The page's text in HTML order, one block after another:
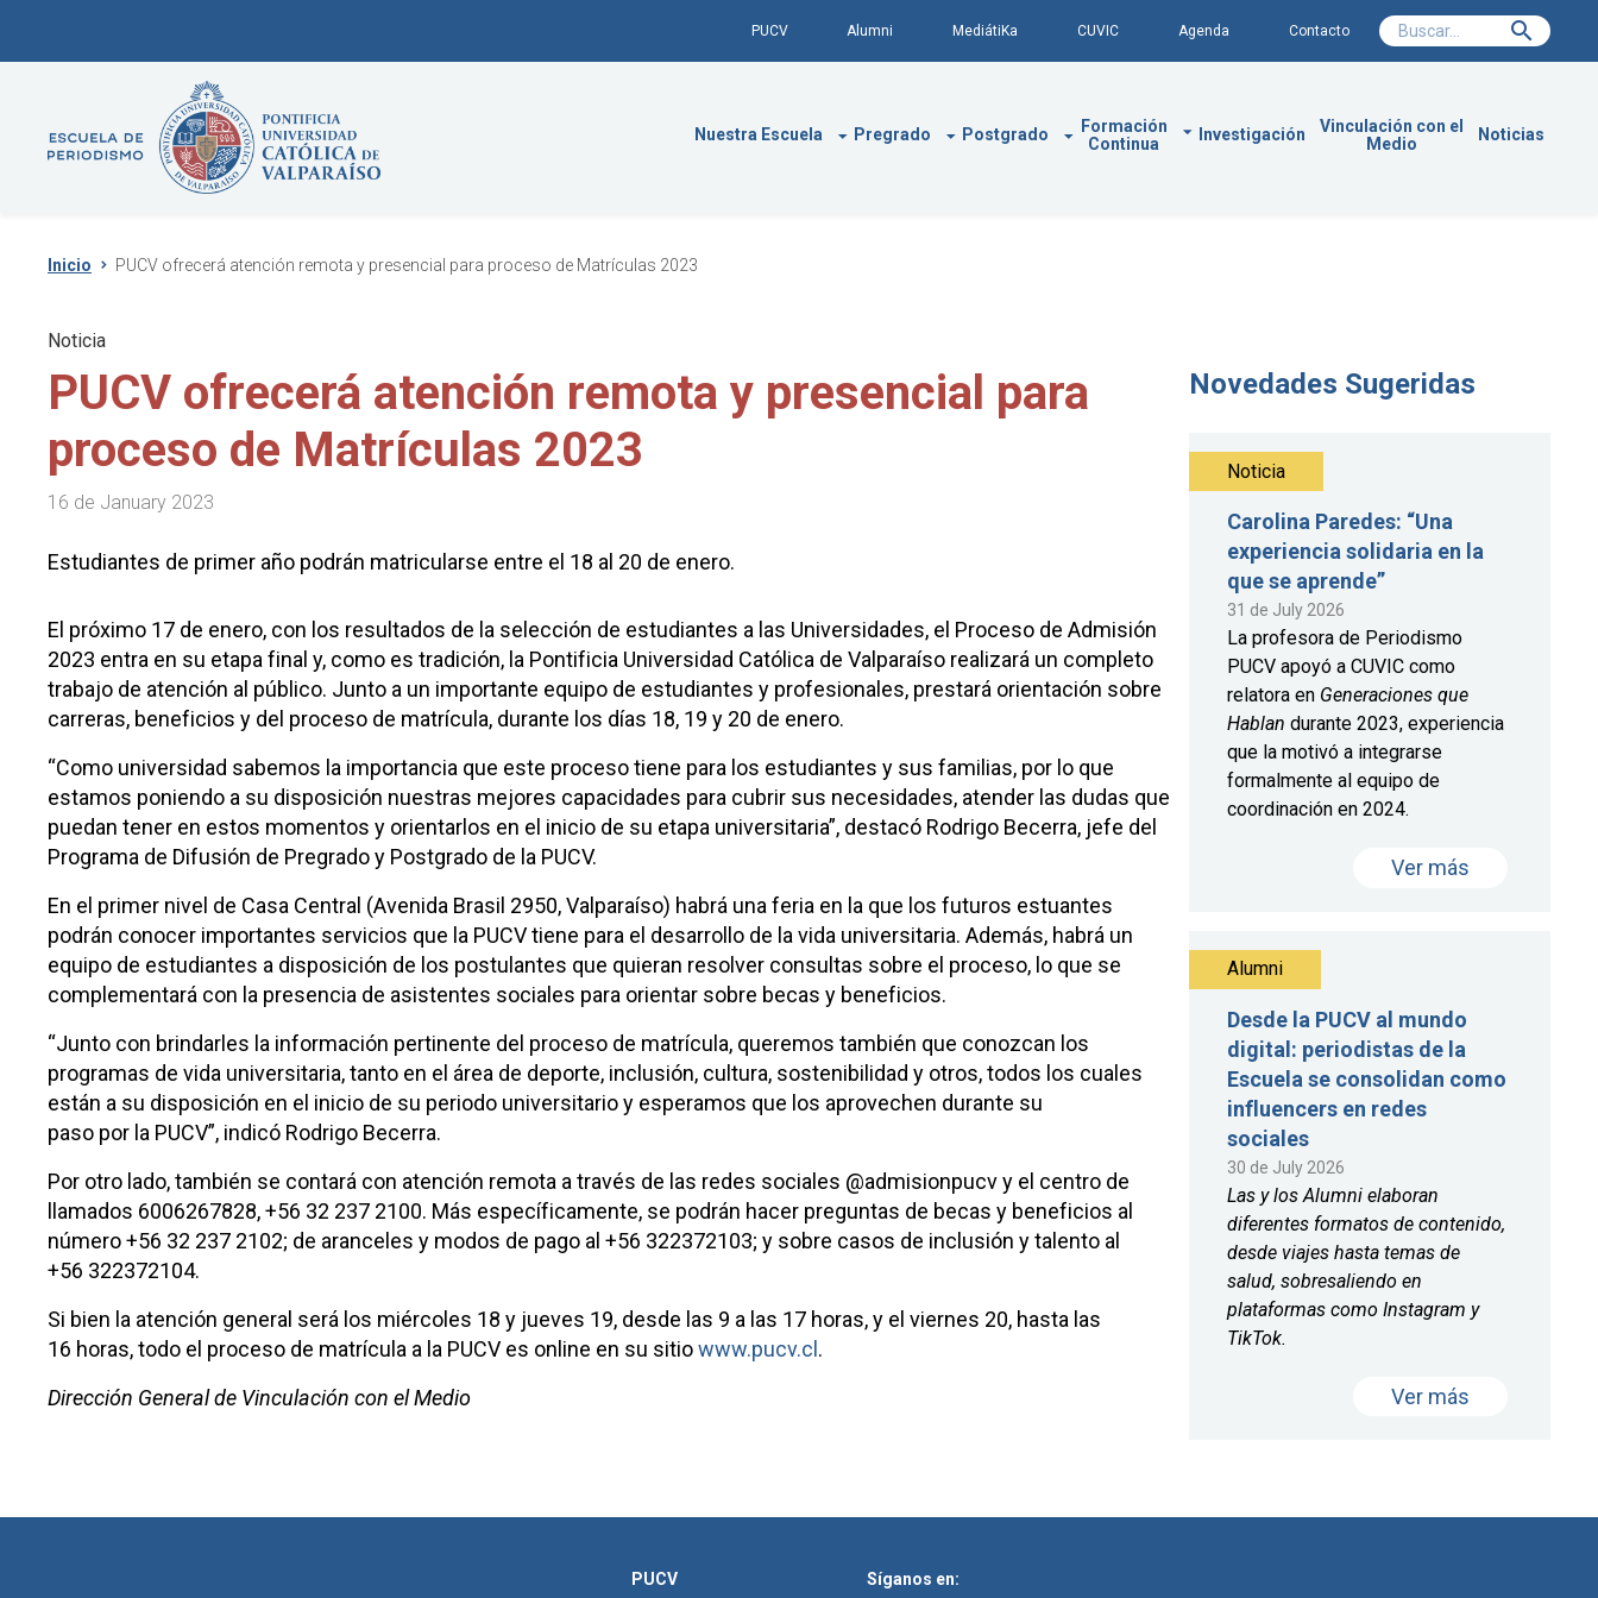
PUCV Alumni MediátiKa CUVIC Agenda Contacto
Nuestra Escuela Pregrado Postgrado
Formación
Continua
Investigación
Vinculación con el
Medio
Noticias
Inicio PUCV ofrecerá atención remota y presencial para proceso de Matrículas 2023
Noticia
PUCV ofrecerá atención remota y presencial para
proceso de Matrículas 2023
16 de January 2023
Estudiantes de primer año podrán matricularse entre el 18 al 20 de enero.
El próximo 17 de enero, con los resultados de la selección de estudiantes a las Universidades, el Proceso de Admisión
2023 entra en su etapa final y, como es tradición, la Pontificia Universidad Católica de Valparaíso realizará un completo
trabajo de atención al público. Junto a un importante equipo de estudiantes y profesionales, prestará orientación sobre
carreras, beneficios y del proceso de matrícula, durante los días 18, 19 y 20 de enero.
“Como universidad sabemos la importancia que este proceso tiene para los estudiantes y sus familias, por lo que
estamos poniendo a su disposición nuestras mejores capacidades para cubrir sus necesidades, atender las dudas que
puedan tener en estos momentos y orientarlos en el inicio de su etapa universitaria”, destacó Rodrigo Becerra, jefe del
Programa de Difusión de Pregrado y Postgrado de la PUCV.
En el primer nivel de Casa Central (Avenida Brasil 2950, Valparaíso) habrá una feria en la que los futuros estuantes
podrán conocer importantes servicios que la PUCV tiene para el desarrollo de la vida universitaria. Además, habrá un
equipo de estudiantes a disposición de los postulantes que quieran resolver consultas sobre el proceso, lo que se
complementará con la presencia de asistentes sociales para orientar sobre becas y beneficios.
“Junto con brindarles la información pertinente del proceso de matrícula, queremos también que conozcan los
programas de vida universitaria, tanto en el área de deporte, inclusión, cultura, sostenibilidad y otros, todos los cuales
están a su disposición en el inicio de su periodo universitario y esperamos que los aprovechen durante su
paso por la PUCV”, indicó Rodrigo Becerra.
Por otro lado, también se contará con atención remota a través de las redes sociales @admisionpucv y el centro de
llamados 6006267828, +56 32 237 2100. Más específicamente, se podrán hacer preguntas de becas y beneficios al
número +56 32 237 2102; de aranceles y modos de pago al +56 322372103; y sobre casos de inclusión y talento al
+56 322372104.
Si bien la atención general será los miércoles 18 y jueves 19, desde las 9 a las 17 horas, y el viernes 20, hasta las
16 horas, todo el proceso de matrícula a la PUCV es online en su sitiowww.pucv.cl.
Dirección General de Vinculación con el Medio
Novedades Sugeridas
Noticia
Carolina Paredes: “Una
experiencia solidaria en la
que se aprende”
31 de July 2026
La profesora de Periodismo
PUCV apoyó a CUVIC como
relatora en Generaciones que
Hablan durante 2023, experiencia
que la motivó a integrarse
formalmente al equipo de
coordinación en 2024.
Ver más
Alumni
Desde la PUCV al mundo
digital: periodistas de la
Escuela se consolidan como
influencers en redes
sociales
30 de July 2026
Las y los Alumni elaboran
diferentes formatos de contenido,
desde viajes hasta temas de
salud, sobresaliendo en
plataformas como Instagram y
TikTok.
Ver más
PUCV Síganos en: